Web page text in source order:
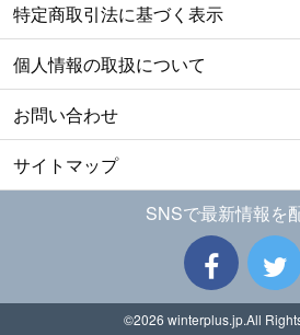
特定商取引法に基づく表示
個人情報の取扱について
お問い合わせ
サイトマップ
SNSで最新情報を
©2026 winterplus.jp.All